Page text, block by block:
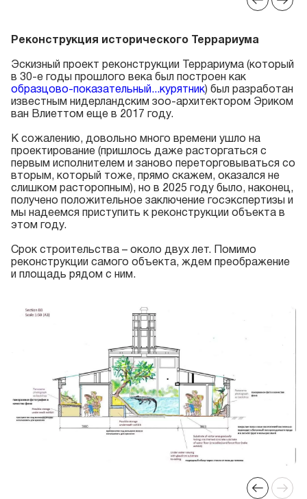
Реконструкция исторического Террариума
Эскизный проект реконструкции Террариума (который
в 30-е годы прошлого века был построен как
образцово-показательный...курятник) был разработан
известным нидерландским зоо-архитектором Эриком
ван Влиеттом еще в 2017 году.
К сожалению, довольно много времени ушло на
проектирование (пришлось даже расторгаться с
первым исполнителем и заново переторговываться со
вторым, который тоже, прямо скажем, оказался не
слишком расторопным), но в 2025 году было, наконец,
получено положительное заключение госэкспертизы и
мы надеемся приступить к реконструкции объекта в
этом году.
Срок строительства – около двух лет. Помимо
реконструкции самого объекта, ждем преображение
и площадь рядом с ним.